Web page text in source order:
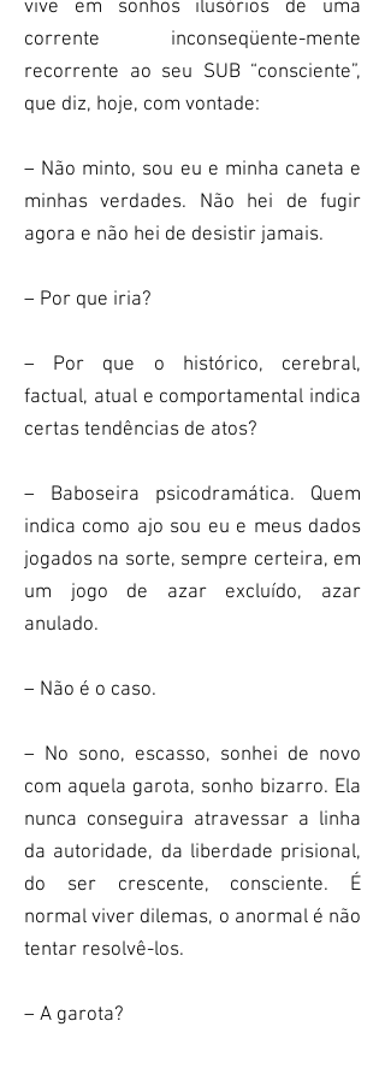
vive em sonhos ilusórios de uma
corrente inconseqüente-mente
recorrente ao seu SUB “consciente”,
que diz, hoje, com vontade:
– Não minto, sou eu e minha caneta e
minhas verdades. Não hei de fugir
agora e não hei de desistir jamais.
– Por que iria?
– Por que o histórico, cerebral,
factual, atual e comportamental indica
certas tendências de atos?
– Baboseira psicodramática. Quem
indica como ajo sou eu e meus dados
jogados na sorte, sempre certeira, em
um jogo de azar excluído, azar
anulado.
– Não é o caso.
– No sono, escasso, sonhei de novo
com aquela garota, sonho bizarro. Ela
nunca conseguira atravessar a linha
da autoridade, da liberdade prisional,
do ser crescente, consciente. É
normal viver dilemas, o anormal é não
tentar resolvê-los.
– A garota?